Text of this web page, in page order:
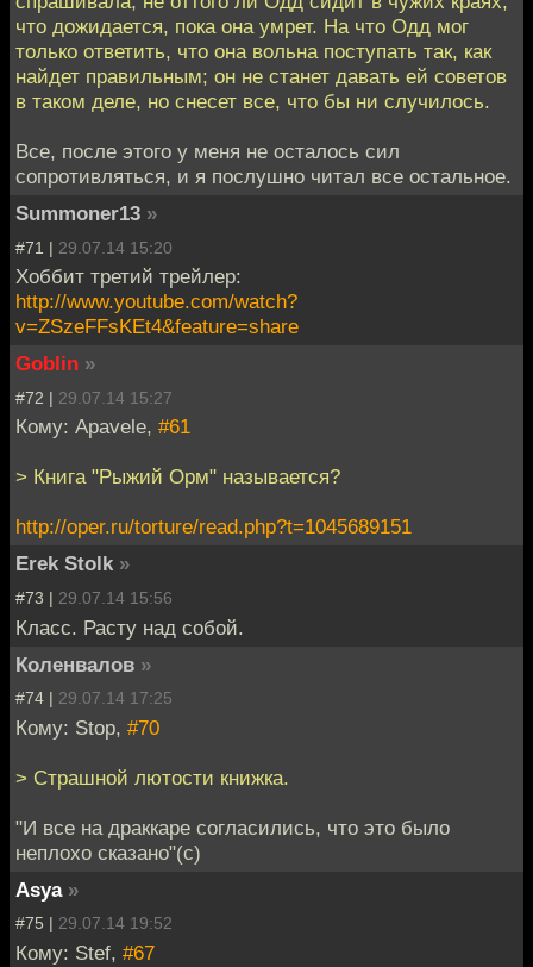
что дожидается, пока она умрет. На что Одд мог
только ответить, что она вольна поступать так, как
найдет правильным; он не станет давать ей советов
в таком деле, но снесет все, что бы ни случилось.
Все, после этого у меня не осталось сил
сопротивляться, и я послушно читал все остальное.
Summoner13 »
#71 | 29.07.14 15:20
Хоббит третий трейлер:
http://www.youtube.com/watch?
v=ZSzeFFsKEt4&feature=share
Goblin »
#72 | 29.07.14 15:27
Кому: Apavele, #61
> Книга "Рыжий Орм" называется?
http://oper.ru/torture/read.php?t=1045689151
Erek Stolk »
#73 | 29.07.14 15:56
Класс. Расту над собой.
Коленвалов »
#74 | 29.07.14 17:25
Кому: Stop, #70
> Страшной лютости книжка.
"И все на драккаре согласились, что это было
неплохо сказано"(с)
Asya »
#75 | 29.07.14 19:52
Кому: Stef, #67